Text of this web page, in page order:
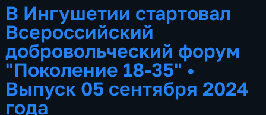
В Ингушетии стартовал
Всероссийский
добровольческий форум
"Поколение 18-35"•
Выпуск 05 сентября 2024
года